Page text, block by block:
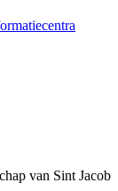
van Sint Jacob